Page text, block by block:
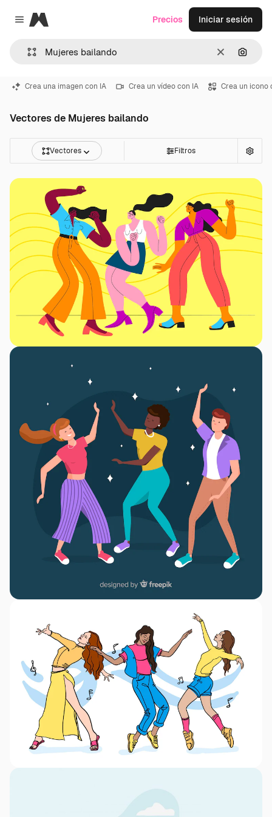
Close menu
Magnific
Borrar
Precios Iniciar sesión
Crea una imagen con IA Crea un vídeo con IA Crea un icono
Vectores de Mujeres bailando
Vectores Filtros